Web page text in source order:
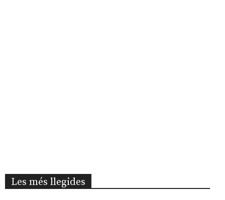
Les més llegides